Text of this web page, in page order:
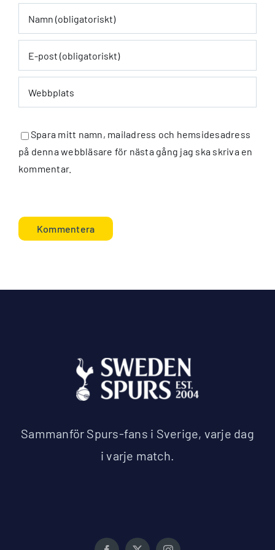
Spara mitt namn, mailadress och hemsidesadress
på denna webbläsare för nästa gång jag ska skriva en
kommentar.
Sammanför Spurs-fans i Sverige, varje dag
i varje match.